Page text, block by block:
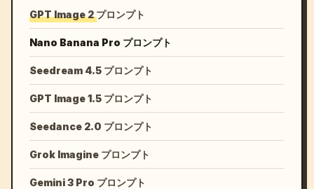
GPT Image 2 プロンプト
Nano Banana Pro プロンプト
Seedream 4.5 プロンプト
GPT Image 1.5 プロンプト
Seedance 2.0 プロンプト
Grok Imagine プロンプト
Gemini 3 Pro プロンプト